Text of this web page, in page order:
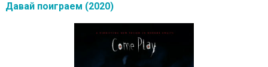
Давай поиграем (2020)